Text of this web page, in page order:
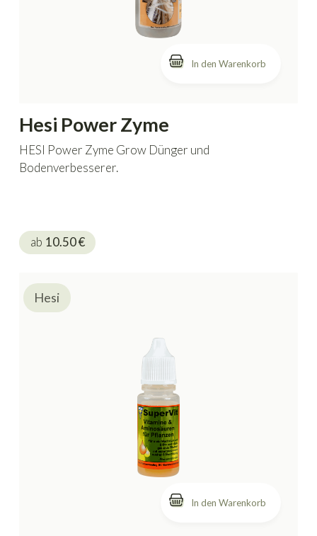
In den Warenkorb
Hesi Power Zyme
HESI Power Zyme Grow Dünger und
Bodenverbesserer.
ab 10.50€
In den Warenkorb
Hesi